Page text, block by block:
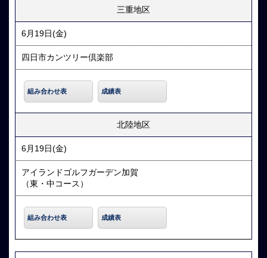
三重地区
6月19日(金)
四日市カンツリー倶楽部
組み合わせ表 成績表
北陸地区
6月19日(金)
アイランドゴルフガーデン加賀
（東・中コース）
組み合わせ表 成績表